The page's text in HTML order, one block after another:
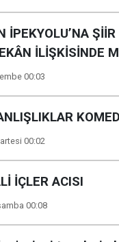
İPEKYOLU’NA
İLİŞKİSİNDE
00:03
00:02
İÇLER ACISI
00:08